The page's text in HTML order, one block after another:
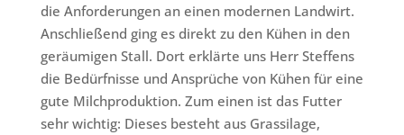
die Anforderungen an einen modernen Landwirt.
Anschließend ging es direkt zu den Kühen in den
geräumigen Stall. Dort erklärte uns Herr Steffens
die Bedürfnisse und Ansprüche von Kühen für eine
gute Milchproduktion. Zum einen ist das Futter
sehr wichtig: Dieses besteht aus Grassilage,